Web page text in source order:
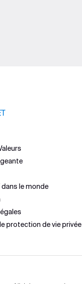
dans le monde
protection de vie privée